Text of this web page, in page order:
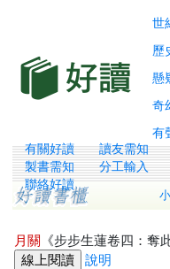
世
歷
懸
奇
有
有關好讀 讀友需知
製書需知
分工輸入
聯絡好讀
月關 《步步生蓮卷四：奪
說明